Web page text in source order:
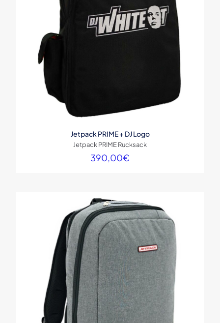
Jetpack PRIME + DJ Logo
Jetpack PRIME Rucksack
390,00€